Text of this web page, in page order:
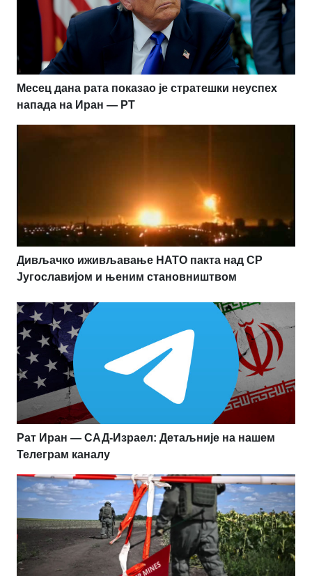
Месец дана рата показао је стратешки неуспех
напада на Иран — РТ
Дивљачко иживљавање НАТО пакта над СР
Југославијом и њеним становништвом
Рат Иран — САД-Израел: Детаљније на нашем
Телеграм каналу